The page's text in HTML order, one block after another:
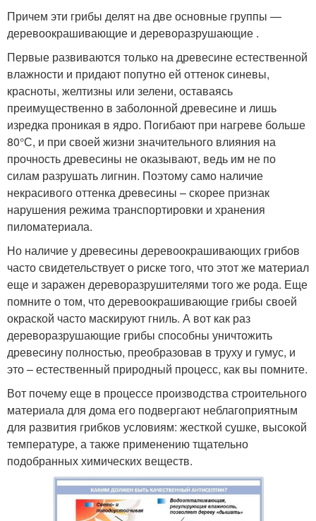
Причем эти грибы делят на две основные группы —
деревоокрашивающие и дереворазрушающие .
Первые развиваются только на древесине естественной
влажности и придают попутно ей оттенок синевы,
красноты, желтизны или зелени, оставаясь
преимущественно в заболонной древесине и лишь
изредка проникая в ядро. Погибают при нагреве больше
80°С, и при своей жизни значительного влияния на
прочность древесины не оказывают, ведь им не по
силам разрушать лигнин. Поэтому само наличие
некрасивого оттенка древесины – скорее признак
нарушения режима транспортировки и хранения
пиломатериала.
Но наличие у древесины деревоокрашивающих грибов
часто свидетельствует о риске того, что этот же материал
еще и заражен дереворазрушителями того же рода. Еще
помните о том, что деревоокрашивающие грибы своей
окраской часто маскируют гниль. А вот как раз
дереворазрушающие грибы способны уничтожить
древесину полностью, преобразовав в труху и гумус, и
это – естественный природный процесс, как вы помните.
Вот почему еще в процессе производства строительного
материала для дома его подвергают неблагоприятным
для развития грибков условиям: жесткой сушке, высокой
температуре, а также применению тщательно
подобранных химических веществ.